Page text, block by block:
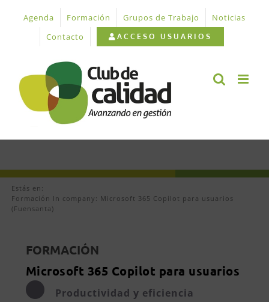
contenido
Agenda Formación Grupos de Trabajo
Noticias
Contacto
ACCESO USUARIOS
Estás en:
Formación In company: Microsoft 365 Copilot para usuarios
(Fuensanta)
FORMACIÓN
Microsoft 365 Copilot para usuarios
Productividad y eficiencia